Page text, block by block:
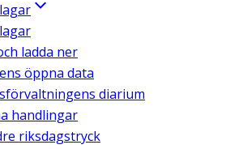
ladda ner
öppna data
diarium
handlingar
riksdagstryck